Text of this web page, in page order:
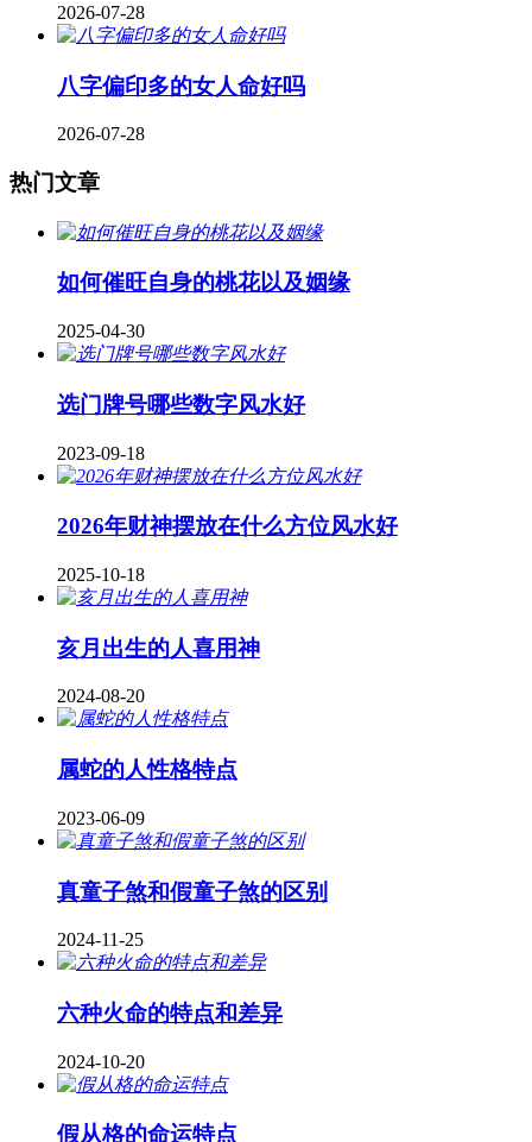
2026-07-28
八字偏印多的女人命好吗
2026-07-28
热门文章
如何催旺自身的桃花以及姻缘
2025-04-30
​选门牌号哪些数字风水好
2023-09-18
2026年财神摆放在什么方位风水好
2025-10-18
亥月出生的人喜用神
2024-08-20
属蛇的人性格特点
2023-06-09
真童子煞和假童子煞的区别
2024-11-25
六种火命的特点和差异
2024-10-20
假从格的命运特点